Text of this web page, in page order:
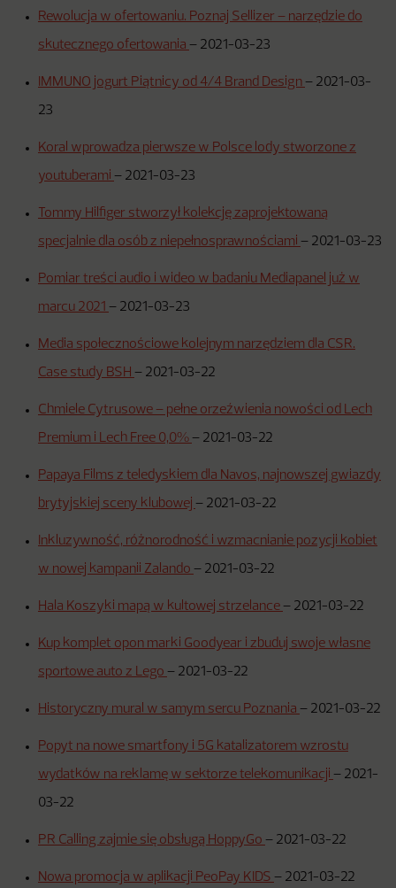
Rewolucja w ofertowaniu. Poznaj Sellizer – narzędzie do
skutecznego ofertowania – 2021-03-23
IMMUNO jogurt Piątnicy od 4/4 Brand Design – 2021-03-
23
Koral wprowadza pierwsze w Polsce lody stworzone z
youtuberami – 2021-03-23
Tommy Hilfiger stworzył kolekcję zaprojektowaną
specjalnie dla osób z niepełnosprawnościami – 2021-03-23
Pomiar treści audio i wideo w badaniu Mediapanel już w
marcu 2021 – 2021-03-23
Media społecznościowe kolejnym narzędziem dla CSR.
Case study BSH – 2021-03-22
Chmiele Cytrusowe – pełne orzeźwienia nowości od Lech
Premium i Lech Free 0,0% – 2021-03-22
Papaya Films z teledyskiem dla Navos, najnowszej gwiazdy
brytyjskiej sceny klubowej – 2021-03-22
Inkluzywność, różnorodność i wzmacnianie pozycji kobiet
w nowej kampanii Zalando – 2021-03-22
Hala Koszyki mapą w kultowej strzelance – 2021-03-22
Kup komplet opon marki Goodyear i zbuduj swoje własne
sportowe auto z Lego – 2021-03-22
Historyczny mural w samym sercu Poznania – 2021-03-22
Popyt na nowe smartfony i 5G katalizatorem wzrostu
wydatków na reklamę w sektorze telekomunikacji – 2021-
03-22
PR Calling zajmie się obsługą HoppyGo – 2021-03-22
Nowa promocja w aplikacji PeoPay KIDS – 2021-03-22